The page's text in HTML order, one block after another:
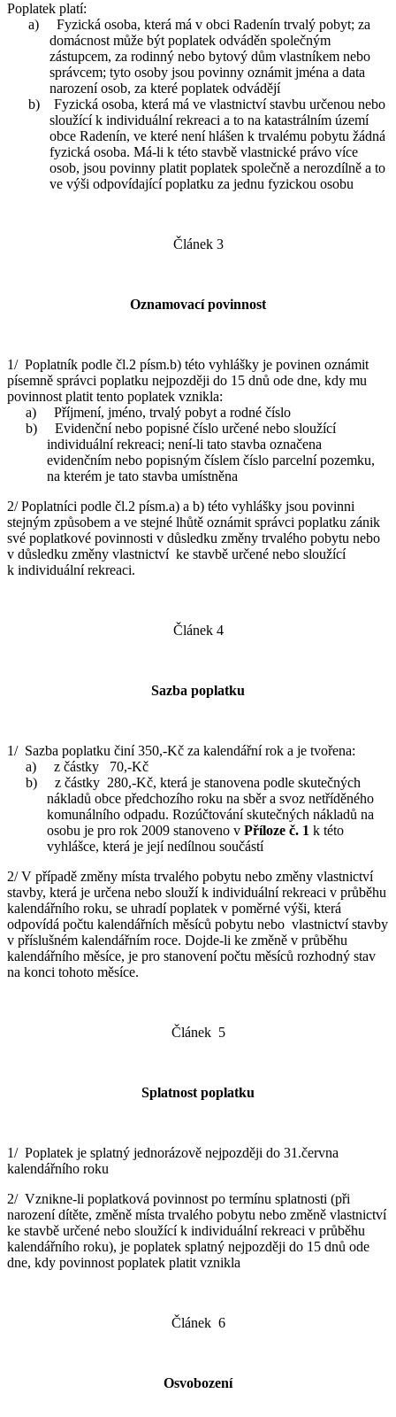
Poplatek platí:
a) Fyzická osoba, která má v obci Radenín trvalý pobyt; za
domácnost může být poplatek odváděn společným
zástupcem, za rodinný nebo bytový dům vlastníkem nebo
správcem; tyto osoby jsou povinny oznámit jména a data
narození osob, za které poplatek odvádějí
b) Fyzická osoba, která má ve vlastnictví stavbu určenou nebo
sloužící k individuální rekreaci a to na katastrálním území
obce Radenín, ve které není hlášen k trvalému pobytu žádná
fyzická osoba. Má-li k této stavbě vlastnické právo více
osob, jsou povinny platit poplatek společně a nerozdílně a to
ve výši odpovídající poplatku za jednu fyzickou osobu
Článek 3
Oznamovací povinnost
1/ Poplatník podle čl.2 písm.b) této vyhlášky je povinen oznámit
písemně správci poplatku nejpozději do 15 dnů ode dne, kdy mu
povinnost platit tento poplatek vznikla:
a) Příjmení, jméno, trvalý pobyt a rodné číslo
b) Evidenční nebo popisné číslo určené nebo sloužící
individuální rekreaci; není-li tato stavba označena
evidenčním nebo popisným číslem číslo parcelní pozemku,
na kterém je tato stavba umístněna
2/ Poplatníci podle čl.2 písm.a) a b) této vyhlášky jsou povinni
stejným způsobem a ve stejné lhůtě oznámit správci poplatku zánik
své poplatkové povinnosti v důsledku změny trvalého pobytu nebo
v důsledku změny vlastnictví ke stavbě určené nebo sloužící
k individuální rekreaci.
Článek 4
Sazba poplatku
1/ Sazba poplatku činí 350,-Kč za kalendářní rok a je tvořena:
a) z částky 70,-Kč
b) z částky 280,-Kč, která je stanovena podle skutečných
nákladů obce předchozího roku na sběr a svoz netříděného
komunálního odpadu. Rozúčtování skutečných nákladů na
osobu je pro rok 2009 stanoveno v Příloze č. 1 k této
vyhlášce, která je její nedílnou součástí
2/ V případě změny místa trvalého pobytu nebo změny vlastnictví
stavby, která je určena nebo slouží k individuální rekreaci v průběhu
kalendářního roku, se uhradí poplatek v poměrné výši, která
odpovídá počtu kalendářních měsíců pobytu nebo vlastnictví stavby
v příslušném kalendářním roce. Dojde-li ke změně v průběhu
kalendářního měsíce, je pro stanovení počtu měsíců rozhodný stav
na konci tohoto měsíce.
Článek 5
Splatnost poplatku
1/ Poplatek je splatný jednorázově nejpozději do 31.června
kalendářního roku
2/ Vznikne-li poplatková povinnost po termínu splatnosti (při
narození dítěte, změně místa trvalého pobytu nebo změně vlastnictví
ke stavbě určené nebo sloužící k individuální rekreaci v průběhu
kalendářního roku), je poplatek splatný nejpozději do 15 dnů ode
dne, kdy povinnost poplatek platit vznikla
Článek 6
Osvobození